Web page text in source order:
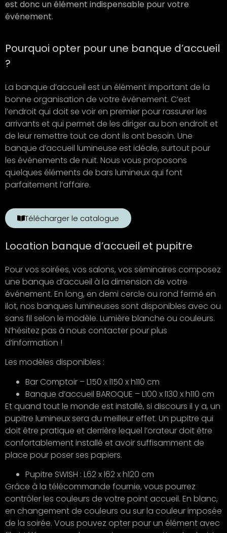
est donc un élément indispensable pour votre
événement.
Pourquoi opter pour une banque d’accueil
?
La banque d’accueil est un élément important de la
bonne organisation de votre événement. C’est
l’endroit qui doit se voir en premier pour rassurer les
arrivants et qui permet de les diriger au bon endroit et
de leur remettre tout ce dont ils ont besoin. Une
banque d’accueil lumineuse est idéale, surtout pour
les événements de nuit. Nous vous proposons
quelques éléments de bars lumineux qui font
parfaitement l’affaire.
Télécharger le catalogue
Location banque d’accueil et pupitre
Pour vos soirées, vos salons, vos séminaires composez
une banque d’accueil à la dimension de votre
événement. En long, en demi cercle ou rond fermé en
ilot, nos banques lumineuses sont disponibles avec ou
sans fil selon le modèle. Lumière blanche ou couleurs.
N’hésitez pas à nous contacter pour plus
d’information !
Les modèles disponibles :
Bar Comptoir – L150 x l150 x h110 cm
Banque d’accueil BAROQUE – L100 x l130 x h110 cm
Et quand tout le monde est installé, si discours il y a, un
pupitre lumineux sera du meilleur effet. Un pupitre qui
doit être pratique et derrière lequel l’orateur doit être
confortablement installé et avoir suffisamment de
place pour poser ses papiers.
Pupitre SWISH : L62 x l62 x h120 cm
Grâce à la télécommande fournie, vous pourrez
contrôler les couleurs de votre point accueil. En blanc,
en changement de couleurs ou sur la couleur imposée
de la soirée. Vous pouvez opter pour un élément avec